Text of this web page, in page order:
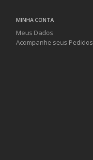
MINHA CONTA
Meus Dados
Acompanhe seus Pedidos